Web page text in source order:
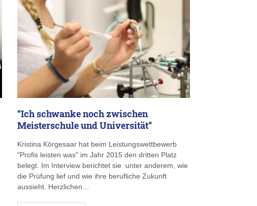
“Ich schwanke noch zwischen
Meisterschule und Universität”
Kristina Körgesaar hat beim Leistungswettbewerb
"Profis leisten was" im Jahr 2015 den dritten Platz
belegt. Im Interview berichtet sie unter anderem, wie
die Prüfung lief und wie ihre berufliche Zukunft
aussieht. Herzlichen…